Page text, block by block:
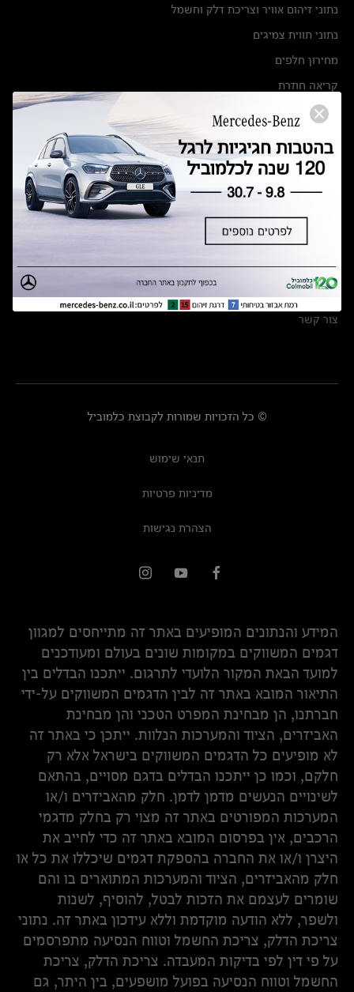
נתוני זיהום אוויר וצריכת דלק וחשמל
נתוני תווית צמיגים
מחירון חלפים
קריאה חוזרת
הודעה על הטבות לרכבי מרצדס בהסדר פשרה בתצ 56447-02-19
תקנון ימי מכירות 120 לכלמוביל
מצאו אותנו
אולמות תצוגה
מרכזי שירות
צור קשר
© כל הזכויות שמורות לקבוצת כלמוביל
תנאי שימוש
מדיניות פרטיות
הצהרת נגישות
המידע והנתונים המופיעים באתר זה מתייחסים למגוון
דגמים המשווקים במקומות שונים בעולם ומעודכנים
למועד הבאת המקור הלועדי לתרגום. ייתכנו הבדלים בין
התיאור המובא באתר זה לבין הדגמים המשווקים על-ידי
חברתנו, הן מבחינת המפרט הטכני והן מבחינת
האביזרים, הציוד והמערכות הנלוות. ייתכן כי באתר זה
לא מופיעים כל הדגמים המשווקים בישראל אלא רק
חלקם, וכמו כן ייתכנו הבדלים בדגם מסויים, בהתאם
לשינויים הנעשים מדמן לדמן. חלק מהאביזרים ו/או
המערכות המפורטים באתר זה מצוי רק בחלק מדגמי
הרכבים, אין בפרסום המובא באתר זה כדי לחייב את
היצרן ו/או את החברה בהספקת דגמים שיכללו את כל או
חלק מהאביזרים, הציוד והמערכות המתוארים בו והם
שומרים לעצמם את הזכות לבטל, להוסיף, לשנות
ולשפר, ללא הודעה מוקדמת וללא עידכון באתר זה. נתוני
צריכת הדלק, צריכת החשמל וטווח הנסיעה מתפרסמים
על פי דין לפי בדיקות המעבדה. צריכת הדלק, צריכת
החשמל וטווח הנסיעה בפועל מושפעים, בין היתר, גם